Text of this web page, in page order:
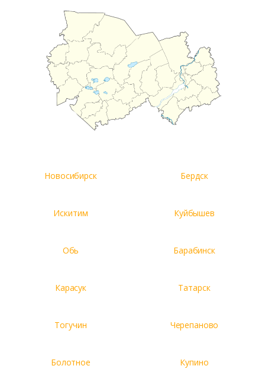
Новосибирск Бердск
Искитим Куйбышев
Обь Барабинск
Карасук Татарск
Тогучин Черепаново
Болотное Купино